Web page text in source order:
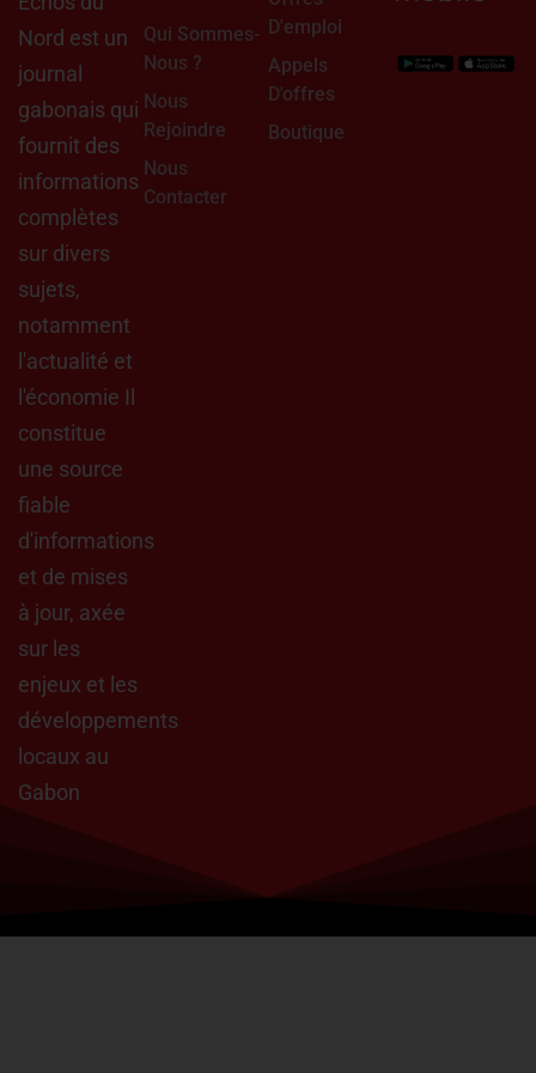
Nord est un
journal
gabonais qui
fournit des
informations
complètes
sur divers
sujets,
notamment
l'actualité et
l'économie Il
constitue
une source
fiable
d'informations
et de mises
à jour, axée
sur les
enjeux et les
développements
locaux au
Gabon
Qui Sommes-
Nous ?
Nous
Rejoindre
Nous
Contacter
D'emploi
Appels
D'offres
Boutique